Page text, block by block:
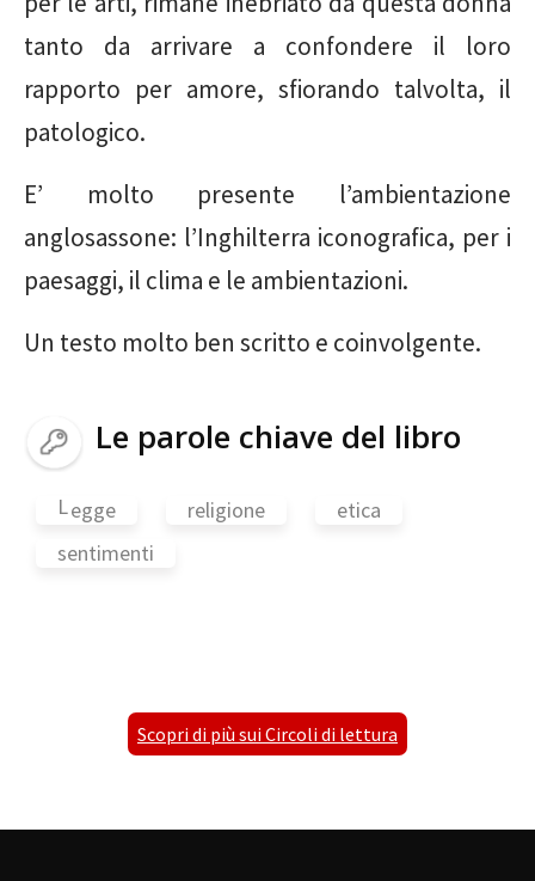
tanto da arrivare a confondere il loro
rapporto per amore, sfiorando talvolta, il
patologico.
E’ molto presente l’ambientazione
anglosassone: l’Inghilterra iconografica, per i
paesaggi, il clima e le ambientazioni.
Un testo molto ben scritto e coinvolgente.
Le parole chiave del libro
Legge religione
etica
sentimenti
Scopri di più sui Circoli di lettura